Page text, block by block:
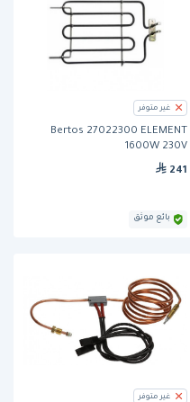
غير متوفر
Bertos 27022300 ELEMENT
1600W 230V
241
بائع موثق
غير متوفر